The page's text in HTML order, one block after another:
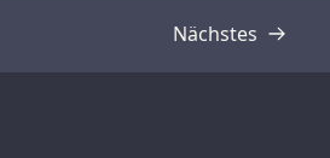
Nächstes
Transkript